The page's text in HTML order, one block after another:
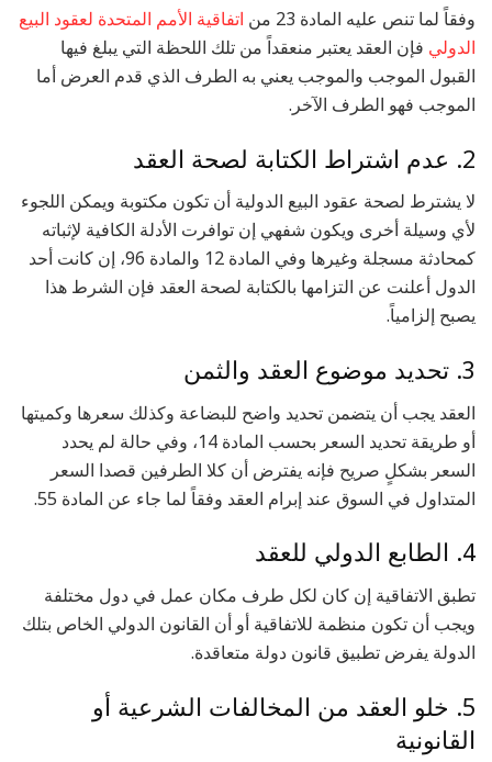
وفقاً لما تنص عليه المادة 23 من
اتفاقية الأمم المتحدة لعقود البيع
الدولي فإن العقد يعتبر منعقداً من تلك اللحظة التي يبلغ فيها
القبول الموجب والموجب يعني به الطرف الذي قدم العرض أما
الموجب فهو الطرف الآخر.
2. عدم اشتراط الكتابة لصحة العقد
لا يشترط لصحة عقود البيع الدولية أن تكون مكتوبة ويمكن اللجوء
لأي وسيلة أخرى ويكون شفهي إن توافرت الأدلة الكافية لإثباته
كمحادثة مسجلة وغيرها وفي المادة 12 والمادة 96، إن كانت أحد
الدول أعلنت عن التزامها بالكتابة لصحة العقد فإن الشرط هذا
يصبح إلزامياً.
3. تحديد موضوع العقد والثمن
العقد يجب أن يتضمن تحديد واضح للبضاعة وكذلك سعرها وكميتها
أو طريقة تحديد السعر بحسب المادة 14، وفي حالة لم يحدد
السعر بشكلٍ صريح فإنه يفترض أن كلا الطرفين قصدا السعر
المتداول في السوق عند إبرام العقد وفقاً لما جاء عن المادة 55.
4. الطابع الدولي للعقد
تطبق الاتفاقية إن كان لكل طرف مكان عمل في دول مختلفة
ويجب أن تكون منظمة للاتفاقية أو أن القانون الدولي الخاص بتلك
الدولة يفرض تطبيق قانون دولة متعاقدة.
5. خلو العقد من المخالفات الشرعية أو
القانونية